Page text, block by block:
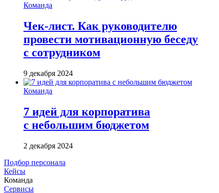
Команда
Чек-лист. Как руководителю
провести мотивационную беседу
с сотрудником
9 декабря 2024
Команда
7 идей для корпоратива
с небольшим бюджетом
2 декабря 2024
Подбор персонала
Кейсы
Команда
Сервисы